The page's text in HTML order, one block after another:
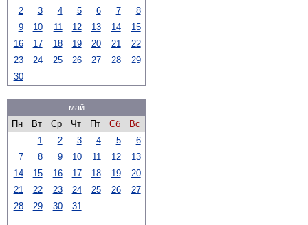
2
3 4 5 6 7
8
9
10 11 12 13 14
15
16
17 18 19 20 21
22
23
24 25 26 27 28
29
30
май
Пн
Вт Ср Чт Пт Сб
Вс
1
2 3 4 5
6
7
8 9 10 11 12
13
14
15 16 17 18 19
20
21
22 23 24 25 26
27
28
29 30 31